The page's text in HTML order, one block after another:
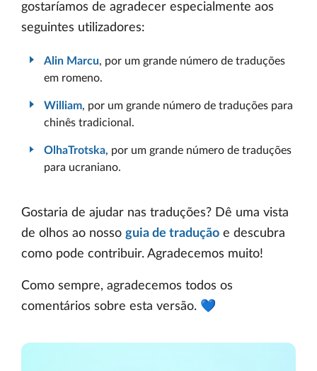
gostaríamos de agradecer especialmente aos
seguintes utilizadores:
Alin Marcu, por um grande número de traduções
em romeno.
William, por um grande número de traduções para
chinês tradicional.
OlhaTrotska, por um grande número de traduções
para ucraniano.
Gostaria de ajudar nas traduções? Dê uma vista
de olhos ao nosso guia de tradução e descubra
como pode contribuir. Agradecemos muito!
Como sempre, agradecemos todos os
comentários sobre esta versão. 💙